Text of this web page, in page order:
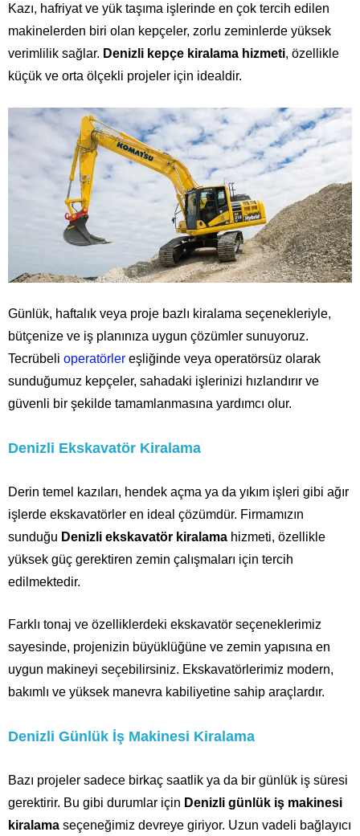
Kazı, hafriyat ve yük taşıma işlerinde en çok tercih edilen
makinelerden biri olan kepçeler, zorlu zeminlerde yüksek
verimlilik sağlar. Denizli kepçe kiralama hizmeti, özellikle
küçük ve orta ölçekli projeler için idealdir.
Günlük, haftalık veya proje bazlı kiralama seçenekleriyle,
bütçenize ve iş planınıza uygun çözümler sunuyoruz.
Tecrübeli operatörler eşliğinde veya operatörsüz olarak
sunduğumuz kepçeler, sahadaki işlerinizi hızlandırır ve
güvenli bir şekilde tamamlanmasına yardımcı olur.
Denizli Ekskavatör Kiralama
Derin temel kazıları, hendek açma ya da yıkım işleri gibi ağır
işlerde ekskavatörler en ideal çözümdür. Firmamızın
sunduğu Denizli ekskavatör kiralama hizmeti, özellikle
yüksek güç gerektiren zemin çalışmaları için tercih
edilmektedir.
Farklı tonaj ve özelliklerdeki ekskavatör seçeneklerimiz
sayesinde, projenizin büyüklüğüne ve zemin yapısına en
uygun makineyi seçebilirsiniz. Ekskavatörlerimiz modern,
bakımlı ve yüksek manevra kabiliyetine sahip araçlardır.
Denizli Günlük İş Makinesi Kiralama
Bazı projeler sadece birkaç saatlik ya da bir günlük iş süresi
gerektirir. Bu gibi durumlar için Denizli günlük iş makinesi
kiralama seçeneğimiz devreye giriyor. Uzun vadeli bağlayıcı